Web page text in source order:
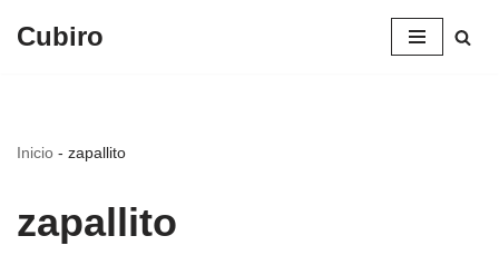
Cubiro
Inicio - zapallito
zapallito